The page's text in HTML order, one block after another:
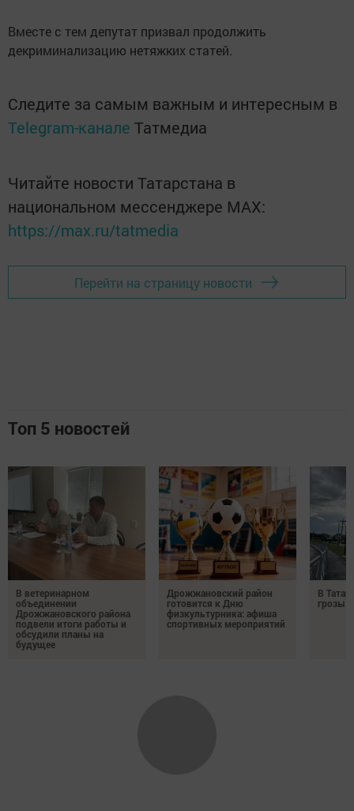
Вместе с тем депутат призвал продолжить
декриминализацию нетяжких статей.
Следите за самым важным и интересным в
Telegram-канале Татмедиа
Читайте новости Татарстана в
национальном мессенджере MАХ:
https://max.ru/tatmedia
Перейти на страницу новости
Топ 5 новостей
В ветеринарном
объединении
Дрожжановского района
подвели итоги работы и
обсудили планы на
будущее
Дрожжановский район
готовится к Дню
физкультурника: афиша
спортивных мероприятий
В
грозы